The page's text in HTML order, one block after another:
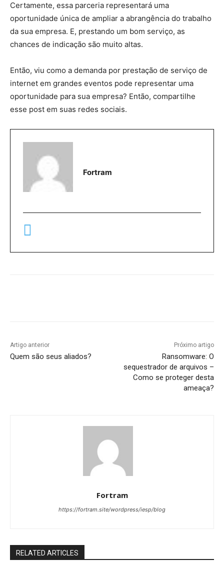
Certamente, essa parceria representará uma
oportunidade única de ampliar a abrangência do trabalho
da sua empresa. E, prestando um bom serviço, as
chances de indicação são muito altas.
Então, viu como a demanda por prestação de serviço de
internet em grandes eventos pode representar uma
oportunidade para sua empresa? Então, compartilhe
esse post em suas redes sociais.
Fortram
Artigo anterior
Quem são seus aliados?
Próximo artigo
Ransomware: O
sequestrador de arquivos –
Como se proteger desta
ameaça?
Fortram
https://fortram.site/wordpress/iesp/blog
RELATED ARTICLES